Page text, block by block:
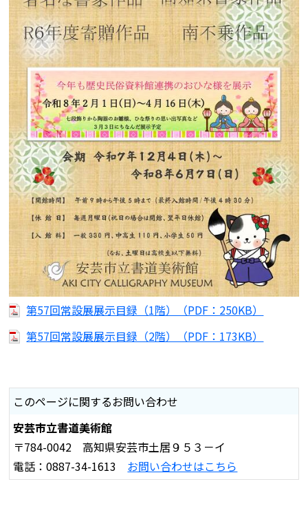
第57回常設展展示目録（1階）（PDF：250KB）
第57回常設展展示目録（2階）（PDF：173KB）
このページに関するお問い合わせ
安芸市立書道美術館
〒784-0042 高知県安芸市土居９５３－イ
電話：0887-34-1613 お問い合わせはこちら